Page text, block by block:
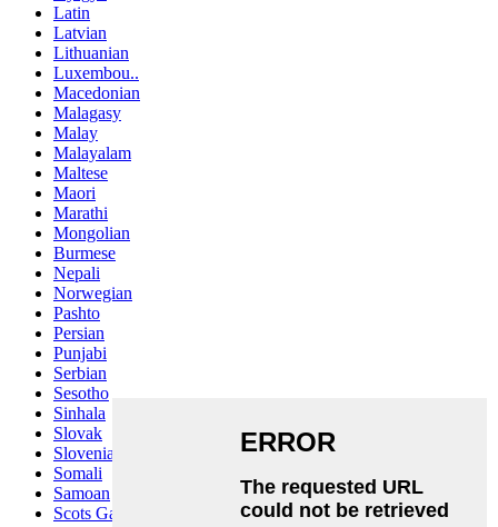
Latin
Latvian
Lithuanian
Luxembou..
Macedonian
Malagasy
Malay
Malayalam
Maltese
Maori
Marathi
Mongolian
Burmese
Nepali
Norwegian
Pashto
Persian
Punjabi
Serbian
Sesotho
Sinhala
Slovak
Slovenian
Somali
Samoan
Scots Gaelic